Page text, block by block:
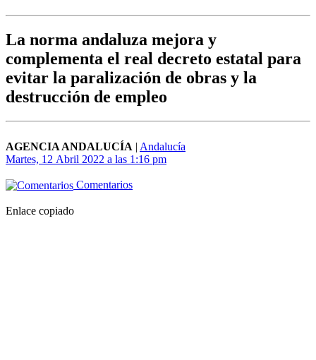
La norma andaluza mejora y
complementa el real decreto estatal para
evitar la paralización de obras y la
destrucción de empleo
AGENCIA ANDALUCÍA | Andalucía
Martes, 12 Abril 2022 a las 1:16 pm
Comentarios
Enlace copiado